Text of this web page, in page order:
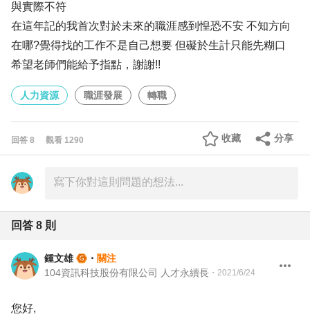
與實際不符
在這年記的我首次對於未來的職涯感到惶恐不安 不知方向
在哪?覺得找的工作不是自己想要 但礙於生計只能先糊口
希望老師們能給予指點，謝謝!!
人力資源 職涯發展 轉職
回答 8 觀看 1290 分享
收藏
回答 8 則
鍾文雄 ・ 關注
104資訊科技股份有限公司 人才永續長 ・ 2021/6/24
您好,